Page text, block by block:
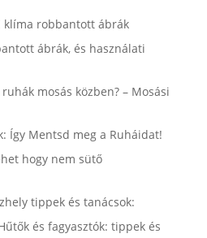
klíma robbantott ábrák
ábrák, és használati
mosás közben? – Mosási
Így Mentsd meg a Ruháidat!
hogy nem sütő
tippek és tanácsok:
és fagyasztók: tippek és